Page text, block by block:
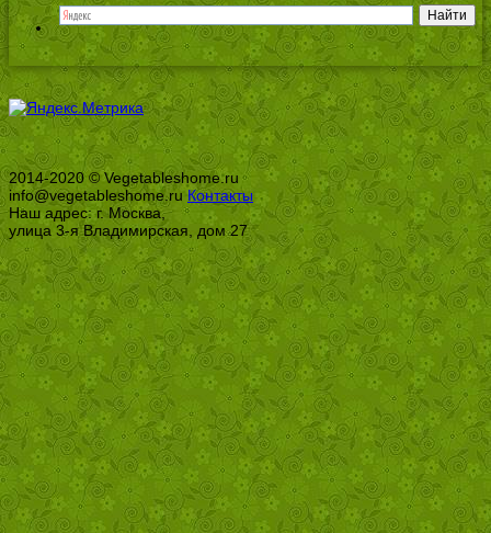
2014-2020 © Vegetableshome.ru
info@vegetableshome.ru Контакты
Наш адрес: г. Москва,
улица 3-я Владимирская, дом 27